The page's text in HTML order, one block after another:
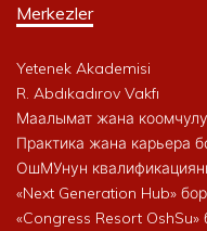
Merkezler
Yetenek Akademisi
R. Abdıkadırov Vakfı
Маалымат жана
Практика жана карьера
ОшМУнун
«Next Generation Hub»
«Congress Resort OshSu»